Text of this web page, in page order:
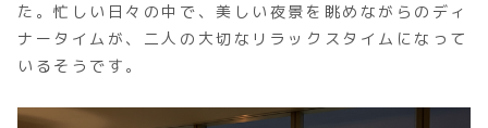
た。忙しい日々の中で、美しい夜景を眺めながらのディ
ナータイムが、二人の大切なリラックスタイムになって
いるそうです。